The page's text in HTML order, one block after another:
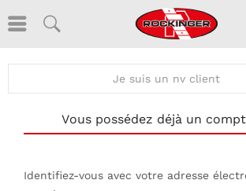
Je suis un nv client
Vous possédez déjà un
Identifiez-vous avec votre adresse